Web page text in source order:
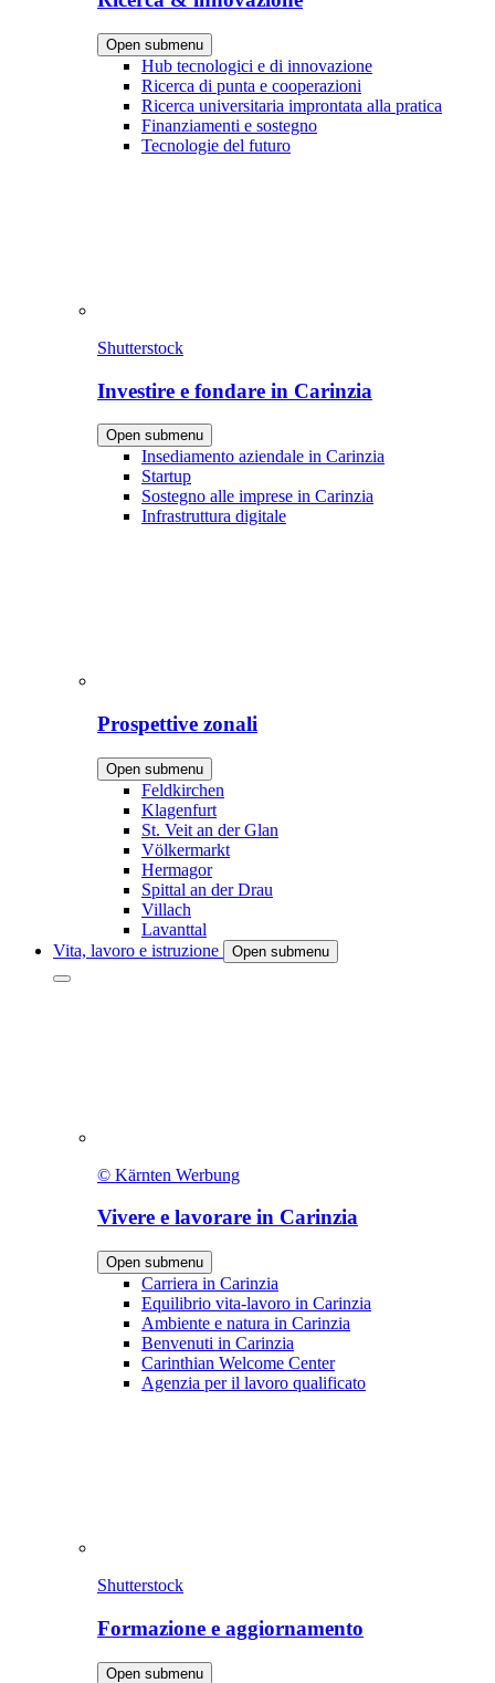
Open submenu
Hub tecnologici e di innovazione
Ricerca di punta e cooperazioni
Ricerca universitaria improntata alla pratica
Finanziamenti e sostegno
Tecnologie del futuro
Shutterstock
Investire e fondare in Carinzia
Open submenu
Insediamento aziendale in Carinzia
Startup
Sostegno alle imprese in Carinzia
Infrastruttura digitale
Prospettive zonali
Open submenu
Feldkirchen
Klagenfurt
St. Veit an der Glan
Völkermarkt
Hermagor
Spittal an der Drau
Villach
Lavanttal
Vita, lavoro e istruzione
Open submenu
© Kärnten Werbung
Vivere e lavorare in Carinzia
Open submenu
Carriera in Carinzia
Equilibrio vita-lavoro in Carinzia
Ambiente e natura in Carinzia
Benvenuti in Carinzia
Carinthian Welcome Center
Agenzia per il lavoro qualificato
Shutterstock
Formazione e aggiornamento
Open submenu